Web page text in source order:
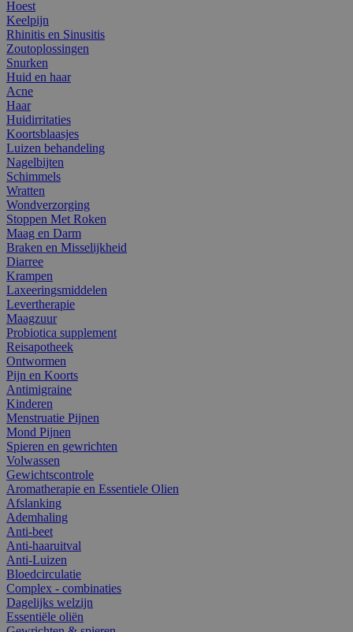
Hoest
Keelpijn
Rhinitis en Sinusitis
Zoutoplossingen
Snurken
Huid en haar
Acne
Haar
Huidirritaties
Koortsblaasjes
Luizen behandeling
Nagelbijten
Schimmels
Wratten
Wondverzorging
Stoppen Met Roken
Maag en Darm
Braken en Misselijkheid
Diarree
Krampen
Laxeeringsmiddelen
Levertherapie
Maagzuur
Probiotica supplement
Reisapotheek
Ontwormen
Pijn en Koorts
Antimigraine
Kinderen
Menstruatie Pijnen
Mond Pijnen
Spieren en gewrichten
Volwassen
Gewichtscontrole
Aromatherapie en Essentiele Olien
Afslanking
Ademhaling
Anti-beet
Anti-haaruitval
Anti-Luizen
Bloedcirculatie
Complex - combinaties
Dagelijks welzijn
Essentiële oliën